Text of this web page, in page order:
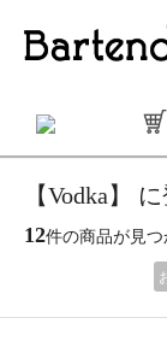
【Vodka】
12件の商品が見